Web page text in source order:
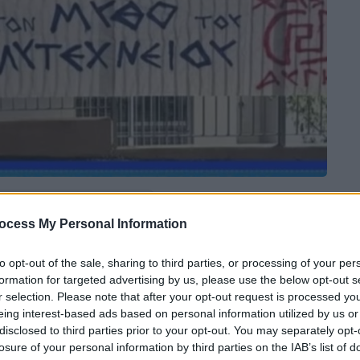
My Personal Information
opt-out of the sale, sharing to third parties, or processing of your
for targeted advertising by us, please use the below opt-out
selection. Please note that after your opt-out request is processed
interest-based ads based on personal information utilized by us
to third parties prior to your opt-out. You may separately
of your personal information by third parties on the IAB’s list of
έγινε γνωστή την Τετάρτη και
ο οποίος πήγε στο σχολείο του,
29 εκατοστών.
τσάντα του και σκόπευε να τον
ΟΠΚΕ που βρίσκονταν έξω από τοΕΠΑΛ